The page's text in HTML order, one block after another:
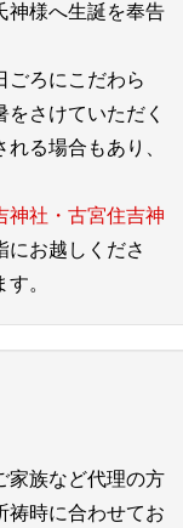
神様へ生誕を奉告
ごろにこだわら
さけていただく
る場合もあり、
神社・古宮住吉神
にお越しくださ
。
家族など代理の方
祷時に合わせてお